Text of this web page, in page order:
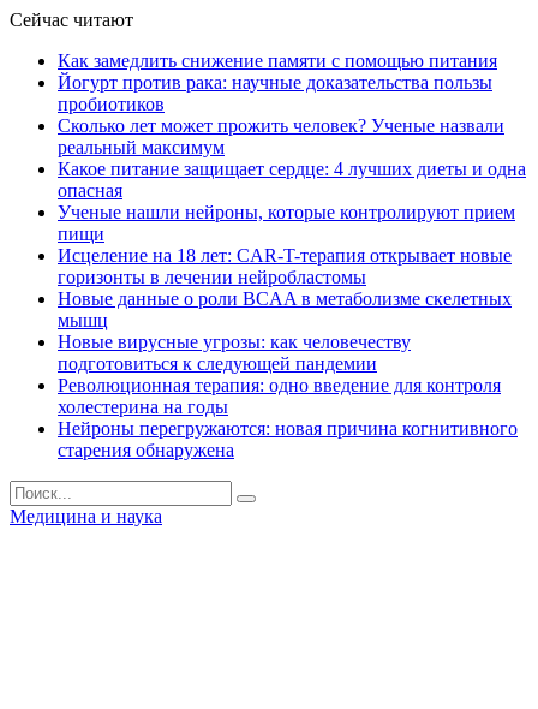
Сейчас читают
Как замедлить снижение памяти с помощью питания
Йогурт против рака: научные доказательства пользы
пробиотиков
Сколько лет может прожить человек? Ученые назвали
реальный максимум
Какое питание защищает сердце: 4 лучших диеты и одна
опасная
Ученые нашли нейроны, которые контролируют прием
пищи
Исцеление на 18 лет: CAR-T-терапия открывает новые
горизонты в лечении нейробластомы
Новые данные о роли BCAA в метаболизме скелетных
мышц
Новые вирусные угрозы: как человечеству
подготовиться к следующей пандемии
Революционная терапия: одно введение для контроля
холестерина на годы
Нейроны перегружаются: новая причина когнитивного
старения обнаружена
Медицина и наука